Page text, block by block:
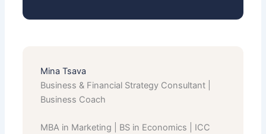
Mina Tsava
Business & Financial Strategy Consultant |
Business Coach
MBA in Marketing | BS in Economics | ICC